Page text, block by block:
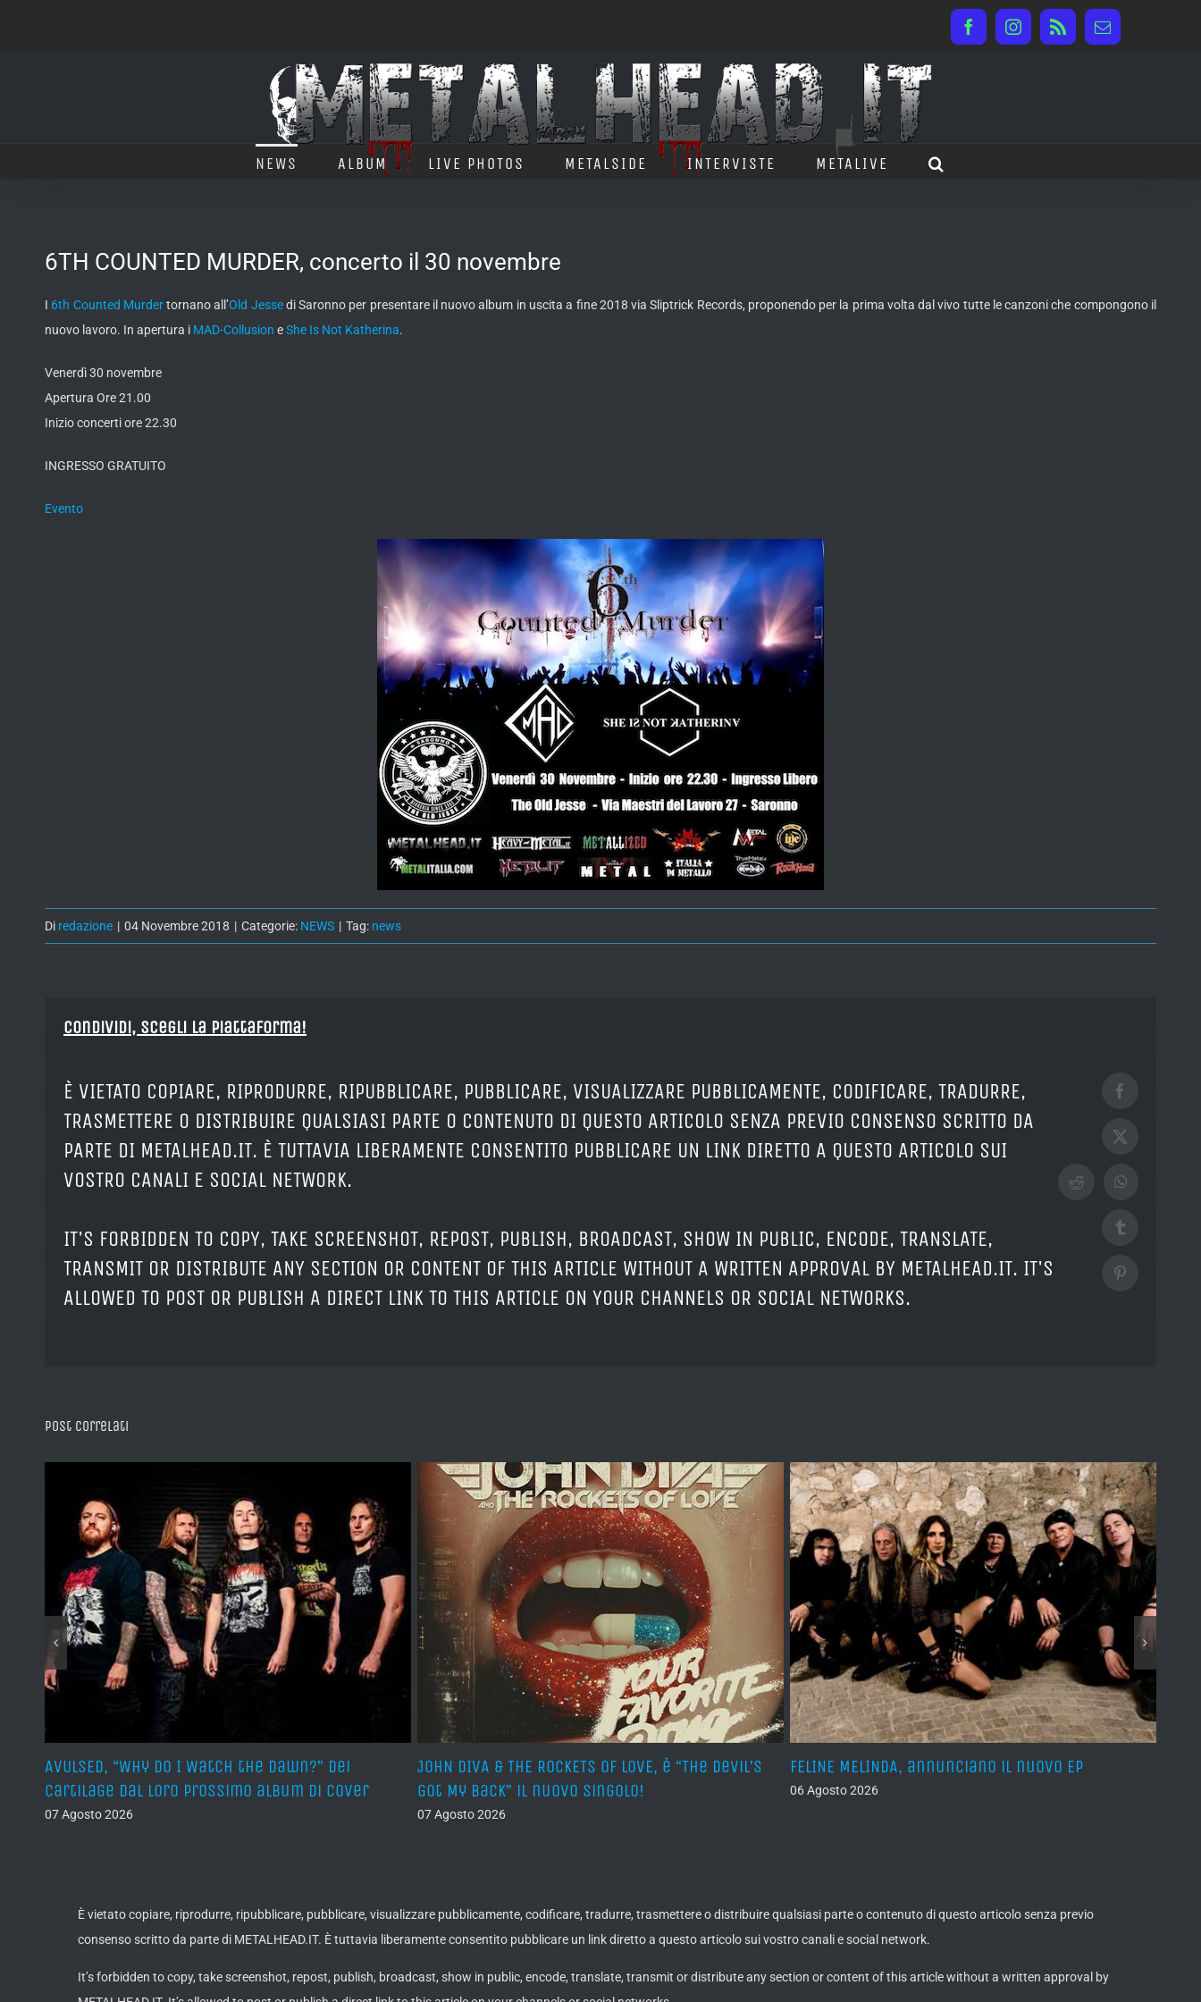
FacebookInstagram
Rss Email
NEWS ALBUM LIVE PHOTOS METALSIDE INTERVISTE METALIVE
6TH COUNTED MURDER, concerto il 30 novembre
I 6th Counted Murdertornano all’Old Jessedi Saronno per presentare il nuovo album in uscita a fine 2018 via Sliptrick Records, proponendo per la prima volta dal vivo tutte le canzoni che compongono il
nuovo lavoro. In apertura i MAD-Collusion eShe Is Not Katherina.
Venerdì 30 novembre
Apertura Ore 21.00
Inizio concerti ore 22.30
INGRESSO GRATUITO
Evento
Di redazione | 04 Novembre 2018 | Categorie: NEWS | Tag: news
Condividi, Scegli la piattaforma!
È VIETATO COPIARE, RIPRODURRE, RIPUBBLICARE, PUBBLICARE, VISUALIZZARE PUBBLICAMENTE, CODIFICARE, TRADURRE,
TRASMETTERE O DISTRIBUIRE QUALSIASI PARTE O CONTENUTO DI QUESTO ARTICOLO SENZA PREVIO CONSENSO SCRITTO DA
PARTE DI METALHEAD.IT. È TUTTAVIA LIBERAMENTE CONSENTITO PUBBLICARE UN LINK DIRETTO A QUESTO ARTICOLO SUI
VOSTRO CANALI E SOCIAL NETWORK.
IT'S FORBIDDEN TO COPY, TAKE SCREENSHOT, REPOST, PUBLISH, BROADCAST, SHOW IN PUBLIC, ENCODE, TRANSLATE,
TRANSMIT OR DISTRIBUTE ANY SECTION OR CONTENT OF THIS ARTICLE WITHOUT A WRITTEN APPROVAL BY METALHEAD.IT. IT'S
ALLOWED TO POST OR PUBLISH A DIRECT LINK TO THIS ARTICLE ON YOUR CHANNELS OR SOCIAL NETWORKS.
Facebook
X
RedditWhatsApp
Tumblr
Pinterest
Post correlati
AVULSED, “Why Do I Watch the Dawn?” dei
Cartilage dal loro prossimo album di cover
07 Agosto 2026
JOHN DIVA & THE ROCKETS OF LOVE, è “The Devil’s
Got My Back” il nuovo singolo!
07 Agosto 2026
FELINE MELINDA, annunciano il nuovo EP
06 Agosto 2026
È vietato copiare, riprodurre, ripubblicare, pubblicare, visualizzare pubblicamente, codificare, tradurre, trasmettere o distribuire qualsiasi parte o contenuto di questo articolo senza previo
consenso scritto da parte di METALHEAD.IT. È tuttavia liberamente consentito pubblicare un link diretto a questo articolo sui vostro canali e social network.
It’s forbidden to copy, take screenshot, repost, publish, broadcast, show in public, encode, translate, transmit or distribute any section or content of this article without a written approval by